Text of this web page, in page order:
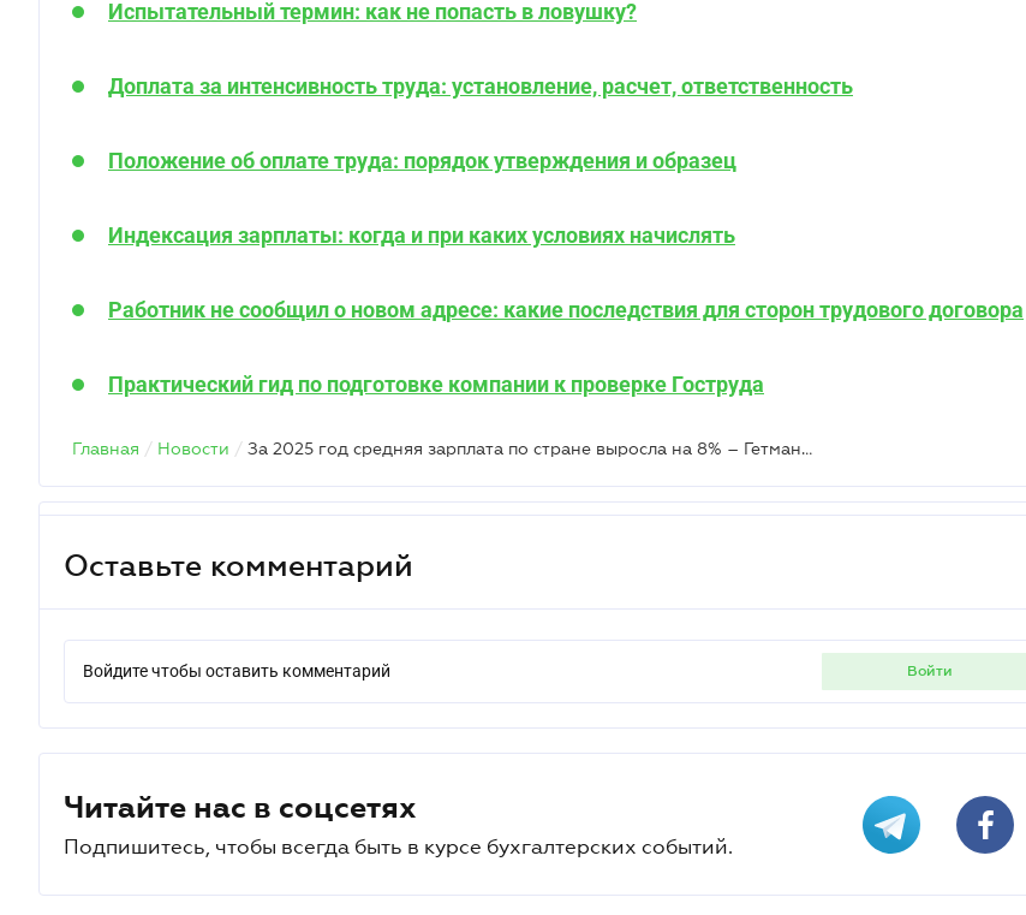
Испытательный термин: как не попасть в ловушку?
Доплата за интенсивность труда: установление, расчет, ответственность
Положение об оплате труда: порядок утверждения и образец
Индексация зарплаты: когда и при каких условиях начислять
Работник не сообщил о новом адресе: какие последствия для сторон трудового договора
Практический гид по подготовке компании к проверке Гоструда
Главная / Новости / За 2025 год средняя зарплата по стране выросла на 8% – Гетманцев
Оставьте комментарий
Войдите чтобы оставить комментарий войти
Читайте нас в соцсетях
Подпишитесь, чтобы всегда быть в курсе бухгалтерских событий.